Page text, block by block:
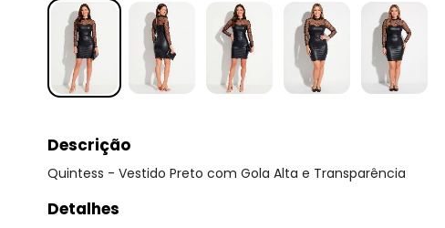
Descrição
Quintess - Vestido Preto com Gola Alta e Transparência
Detalhes